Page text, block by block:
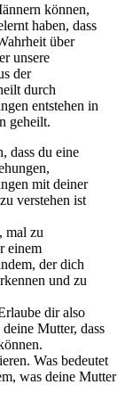
können,
haben, dass
über
unsere
der
durch
entstehen in
geheilt.
dass du eine
mit deiner
verstehen ist
mal zu
einem
der dich
und zu
dir also
Mutter, dass
Was bedeutet
was deine Mutter